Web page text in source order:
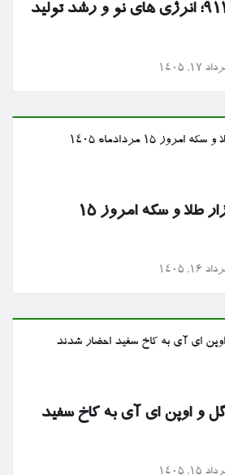
گزارش خط رند ۹۱۲؛ انرژی های نو و رشد تولید
۱۷, ۱۴۰۵
قیمت بازگشایی بازار طلا و سکه امروز ۱۵
۱۶, ۱۴۰۵
و اوپن ای آی به کاخ سفید
۱۵, ۱۴۰۵